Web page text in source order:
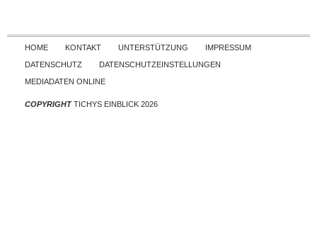
Skip to content
HOME KONTAKT UNTERSTÜTZUNG
IMPRESSUM
DATENSCHUTZ
DATENSCHUTZEINSTELLUNGEN
MEDIADATEN ONLINE
COPYRIGHTTICHYS EINBLICK 2026